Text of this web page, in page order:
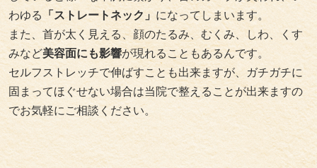
わゆる
「ストレートネック」 になってしまいます。
また、首が太く見える、顔のたるみ、むくみ、しわ、くす
みなど美容面にも影響が現れることもあるんです。
セルフストレッチで伸ばすことも出来ますが、ガチガチに
固まってほぐせない場合は当院で整えることが出来ますの
でお気軽にご相談ください。